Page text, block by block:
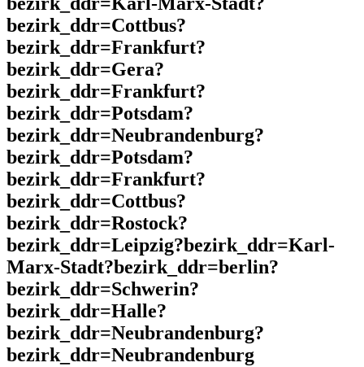
bezirk_ddr=Cottbus?
bezirk_ddr=Frankfurt?
bezirk_ddr=Gera?
bezirk_ddr=Frankfurt?
bezirk_ddr=Potsdam?
bezirk_ddr=Neubrandenburg?
bezirk_ddr=Potsdam?
bezirk_ddr=Frankfurt?
bezirk_ddr=Cottbus?
bezirk_ddr=Rostock?
bezirk_ddr=Leipzig?bezirk_ddr=Karl-
Marx-Stadt?bezirk_ddr=berlin?
bezirk_ddr=Schwerin?
bezirk_ddr=Halle?
bezirk_ddr=Neubrandenburg?
bezirk_ddr=Neubrandenburg